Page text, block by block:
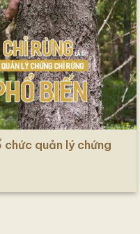
quản lý chứng